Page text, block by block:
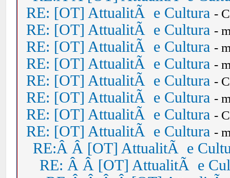
RE: [OT] AttualitÃ e Cultura -
RE: [OT] AttualitÃ e Cultura -
RE: [OT] AttualitÃ e Cultura -
RE: [OT] AttualitÃ e Cultura -
RE: [OT] AttualitÃ e Cultura -
RE: [OT] AttualitÃ e Cultura -
RE: [OT] AttualitÃ e Cultura -
RE: [OT] AttualitÃ e Cultura -
RE:Â Â [OT] AttualitÃ e
RE: Â Â [OT] AttualitÃ e